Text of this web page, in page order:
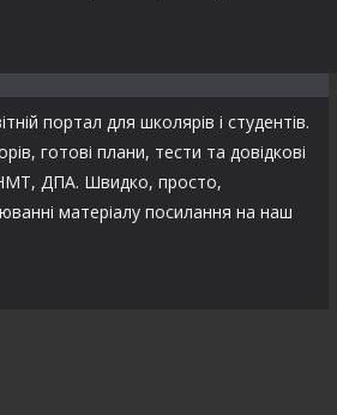
портал для школярів і студентів.
готові плани, тести та довідкові
ДПА. Швидко, просто,
матеріалу посилання на наш